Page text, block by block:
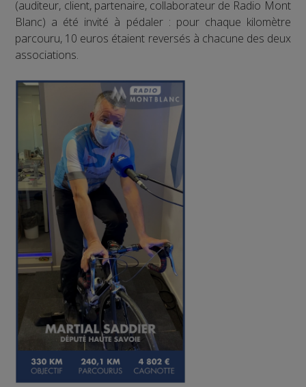
(auditeur, client, partenaire, collaborateur de Radio Mont
Blanc) a été invité à pédaler : pour chaque kilomètre
parcouru, 10 euros étaient reversés à chacune des deux
associations.